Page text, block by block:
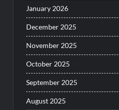
January 2026
December 2025
November 2025
October 2025
September 2025
August 2025